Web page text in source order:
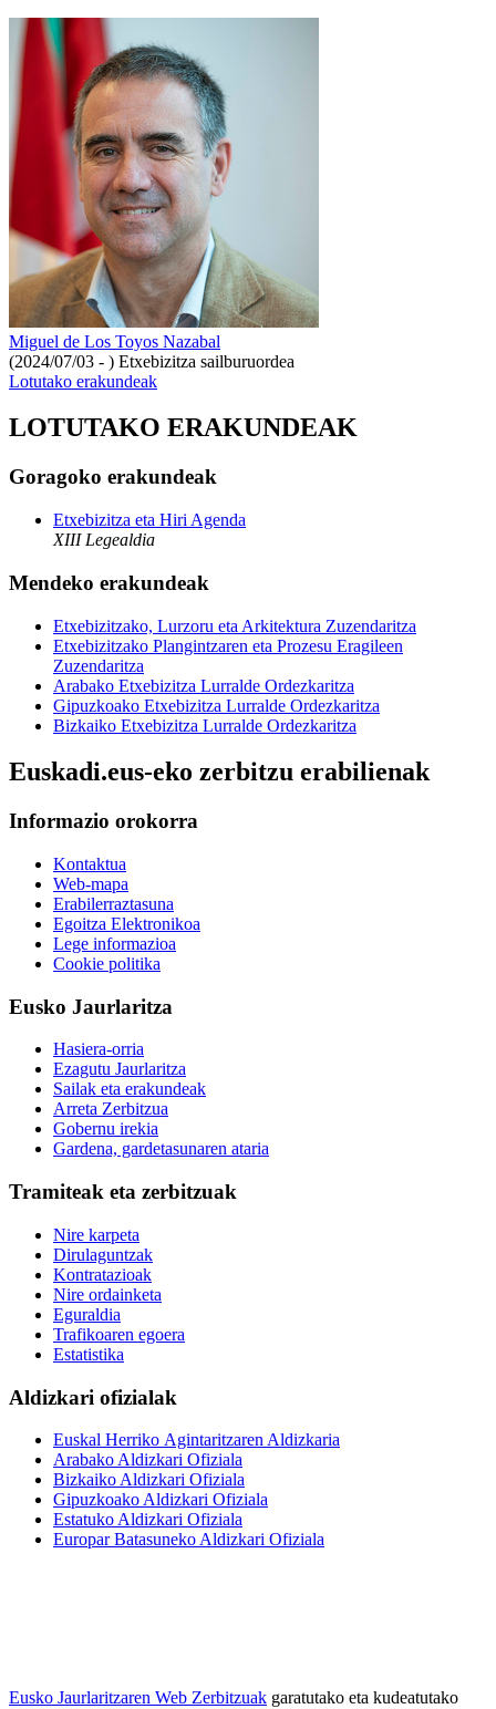
Miguel de Los Toyos Nazabal
(2024/07/03 - ) Etxebizitza sailburuordea
Lotutako erakundeak
LOTUTAKO ERAKUNDEAK
Goragoko erakundeak
Etxebizitza eta Hiri Agenda
XIII Legealdia
Mendeko erakundeak
Etxebizitzako, Lurzoru eta Arkitektura Zuzendaritza
Etxebizitzako Plangintzaren eta Prozesu Eragileen
Zuzendaritza
Arabako Etxebizitza Lurralde Ordezkaritza
Gipuzkoako Etxebizitza Lurralde Ordezkaritza
Bizkaiko Etxebizitza Lurralde Ordezkaritza
Euskadi.eus-eko zerbitzu erabilienak
Informazio orokorra
Kontaktua
Web-mapa
Erabilerraztasuna
Egoitza Elektronikoa
Lege informazioa
Cookie politika
Eusko Jaurlaritza
Hasiera-orria
Ezagutu Jaurlaritza
Sailak eta erakundeak
Arreta Zerbitzua
Gobernu irekia
Gardena, gardetasunaren ataria
Tramiteak eta zerbitzuak
Nire karpeta
Dirulaguntzak
Kontratazioak
Nire ordainketa
Eguraldia
Trafikoaren egoera
Estatistika
Aldizkari ofizialak
Euskal Herriko Agintaritzaren Aldizkaria
Arabako Aldizkari Ofiziala
Bizkaiko Aldizkari Ofiziala
Gipuzkoako Aldizkari Ofiziala
Estatuko Aldizkari Ofiziala
Europar Batasuneko Aldizkari Ofiziala
Eusko Jaurlaritzaren Web Zerbitzuak garatutako eta kudeatutako